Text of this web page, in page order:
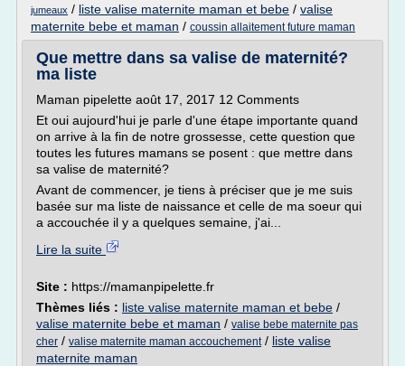
jumeaux / liste valise maternite maman et bebe / valise
maternite bebe et maman / coussin allaitement future maman
Que mettre dans sa valise de maternité?
ma liste
Maman pipelette août 17, 2017 12 Comments
Et oui aujourd'hui je parle d'une étape importante quand
on arrive à la fin de notre grossesse, cette question que
toutes les futures mamans se posent : que mettre dans
sa valise de maternité?
Avant de commencer, je tiens à préciser que je me suis
basée sur ma liste de naissance et celle de ma soeur qui
a accouchée il y a quelques semaine, j'ai...
Lire la suite
Site : https://mamanpipelette.fr
Thèmes liés : liste valise maternite maman et bebe /
valise maternite bebe et maman / valise bebe maternite pas
cher / valise maternite maman accouchement/ liste valise
maternite maman